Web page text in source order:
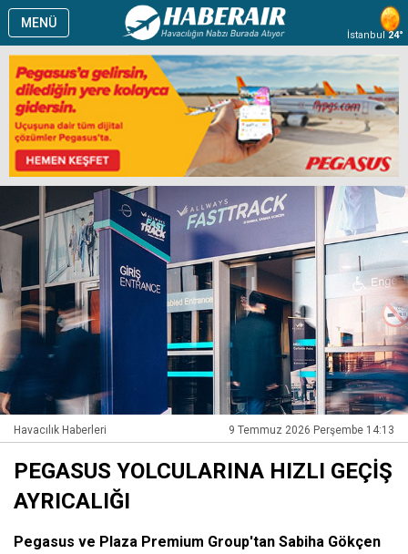
MENÜ
İstanbul24°
Havacılık Haberleri 9 Temmuz 2026 Perşembe 14:13
PEGASUS YOLCULARINA HIZLI GEÇİŞ
AYRICALIĞI
Pegasus ve Plaza Premium Group'tan Sabiha Gökçen